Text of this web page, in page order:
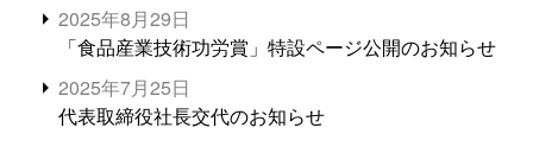
2025年8月29日
「食品産業技術功労賞」特設ページ公開のお知らせ
2025年7月25日
代表取締役社長交代のお知らせ